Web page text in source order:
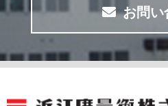
お問い